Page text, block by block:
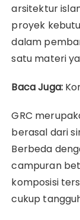
arsitektur
proyek
dalam
satu materi
Baca Juga:
GRC
berasal dari
Berbeda
campuran
komposisi
cukup